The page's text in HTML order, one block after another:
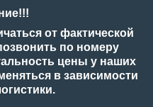
от фактической
по номеру
цены у наших
в зависимости